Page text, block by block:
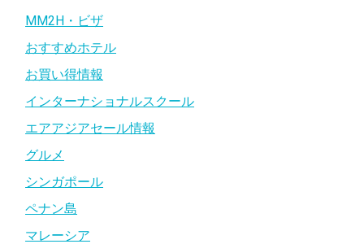
MM2H・ビザ
おすすめホテル
お買い得情報
インターナショナルスクール
エアアジアセール情報
グルメ
シンガポール
ペナン島
マレーシア